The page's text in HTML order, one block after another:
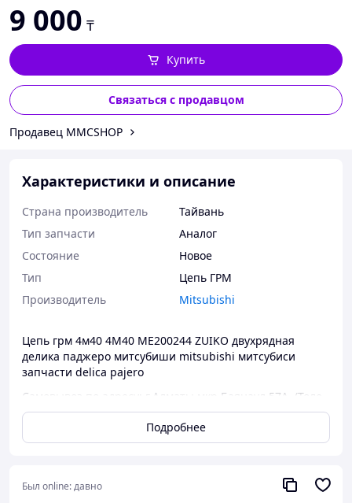
9 000 ₸
Купить
Связаться с продавцом
Продавец MMCSHOP
Характеристики и описание
Страна производитель
Тайвань
Тип запчасти
Аналог
Состояние
Новое
Тип
Цепь ГРМ
Производитель
Mitsubishi
Цепь грм 4м40 4M40 ME200244 ZUIKO двухрядная
делика паджеро митсубиши mitsubishi митсубиси
запчасти delica pajero
Самовывоз по адресу: г.Алматы мкр.Баянаул 57А, (Толе
Би - Яссауи) ТЦ Карсити 3 ярус 204 бутик +77011016567
Отправка в регионы РК Транспортными
Возможна доставка по г. Алматы по предварительной
договоренности
Подробнее
Был online:давно